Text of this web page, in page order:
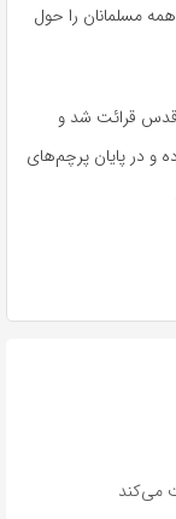
مسلمانان را حول
قدس قرائت شد و
و در پایان پرچم‌های
می‌کند